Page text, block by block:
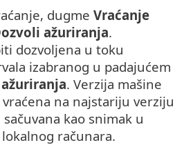
dugme Vraćanje
ažuriranja.
dozvoljena u toku
izabranog u padajućem
. Verzija mašine
na najstariju verziju
kao snimak u
računara.